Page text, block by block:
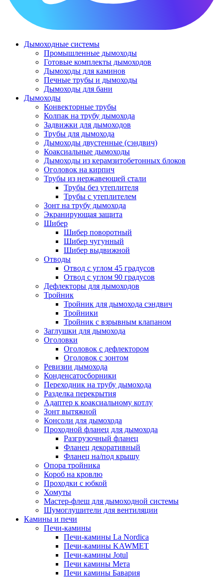
Дымоходные системы
Промышленные дымоходы
Готовые комплекты дымоходов
Дымоходы для каминов
Печные трубы и дымоходы
Дымоходы для бани
Дымоходы
Конвекторные трубы
Колпак на трубу дымохода
Задвижки для дымоходов
Трубы для дымохода
Дымоходы двустенные (сэндвич)
Коаксиальные дымоходы
Дымоходы из керамзитобетонных блоков
Оголовок на кирпич
Трубы из нержавеющей стали
Трубы без утеплителя
Трубы с утеплителем
Зонт на трубу дымохода
Экранирующая защита
Шибер
Шибер поворотный
Шибер чугунный
Шибер выдвижной
Отводы
Отвод с углом 45 градусов
Отвод с углом 90 градусов
Дефлекторы для дымоходов
Тройник
Тройник для дымохода сэндвич
Тройники
Тройник с взрывным клапаном
Заглушки для дымохода
Оголовки
Оголовок с дефлектором
Оголовок с зонтом
Ревизии дымохода
Конденсатосборники
Переходник на трубу дымохода
Разделка перекрытия
Адаптер к коаксиальному котлу
Зонт вытяжной
Консоли для дымохода
Проходной фланец для дымохода
Разгрузочный фланец
Фланец декоративный
Фланец на/под крышу
Опора тройника
Короб на кровлю
Проходки с юбкой
Хомуты
Мастер-флеш для дымоходной системы
Шумоглушители для вентиляции
Камины и печи
Печи-камины
Печи-камины La Nordica
Печи-камины KAWMET
Печи-камины Jotul
Печи камины Мета
Печи камины Бавария